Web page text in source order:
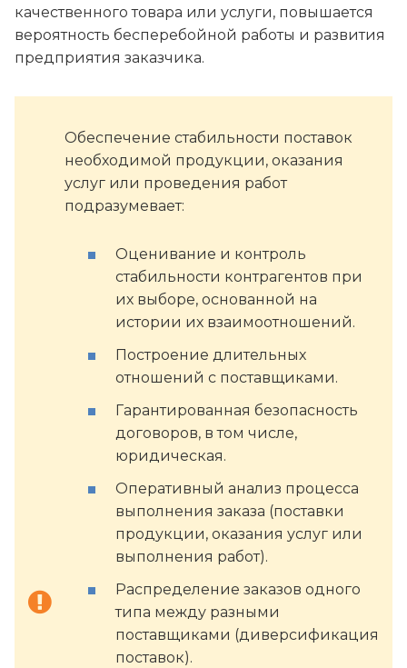
качественного товара или услуги, повышается
вероятность бесперебойной работы и развития
предприятия заказчика.
Обеспечение стабильности поставок
необходимой продукции, оказания
услуг или проведения работ
подразумевает:
Оценивание и контроль
стабильности контрагентов при
их выборе, основанной на
истории их взаимоотношений.
Построение длительных
отношений с поставщиками.
Гарантированная безопасность
договоров, в том числе,
юридическая.
Оперативный анализ процесса
выполнения заказа (поставки
продукции, оказания услуг или
выполнения работ).
Распределение заказов одного
типа между разными
поставщиками (диверсификация
поставок).